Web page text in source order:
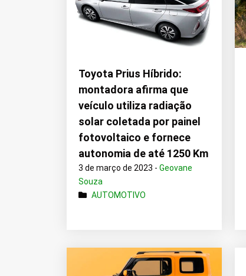
Toyota Prius Híbrido:
montadora afirma que
veículo utiliza radiação
solar coletada por painel
fotovoltaico e fornece
autonomia de até 1250 Km
3 de março de 2023 -Geovane
Souza
AUTOMOTIVO